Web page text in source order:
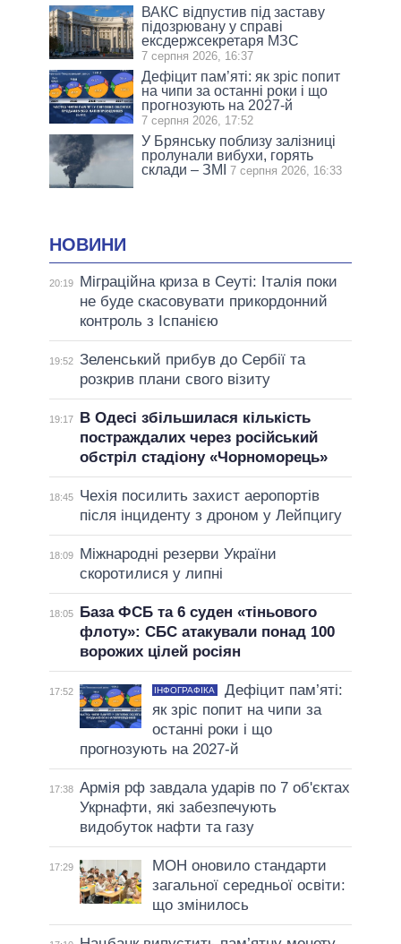
ВАКС відпустив під заставу
підозрювану у справі
ексдержсекретаря МЗС
7 серпня 2026, 16:37
Дефіцит пам’яті: як зріс попит
на чипи за останні роки і що
прогнозують на 2027-й
7 серпня 2026, 17:52
У Брянську поблизу залізниці
пролунали вибухи, горять
склади – ЗМІ
7 серпня 2026, 16:33
НОВИНИ
20:19
Міграційна криза в Сеуті: Італія поки
не буде скасовувати прикордонний
контроль з Іспанією
19:52 Зеленський прибув до Сербії та
розкрив плани свого візиту
19:17
В Одесі збільшилася кількість
постраждалих через російський
обстріл стадіону «Чорноморець»
18:45
Чехія посилить захист аеропортів
після інциденту з дроном у Лейпцигу
18:09
Міжнародні резерви України
скоротилися у липні
18:05
База ФСБ та 6 суден «тіньового
флоту»: СБС атакували понад 100
ворожих цілей росіян
17:52 ІНФОГРАФІКА
Дефіцит пам’яті:
як зріс попит на чипи за
останні роки і що
прогнозують на 2027-й
17:38 Армія рф завдала ударів по 7 об'єктах
Укрнафти, які забезпечують
видобуток нафти та газу
17:29
МОН оновило стандарти
загальної середньої освіти:
що змінилось